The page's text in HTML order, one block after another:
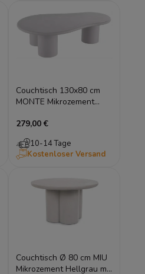
Couchtisch 130x80 cm
MONTE Mikrozement
Kieselstein-Form
279,00 €
10-14 Tage
Kostenloser Versand
Couchtisch Ø 80 cm MIU
Mikrozement Hellgrau mit